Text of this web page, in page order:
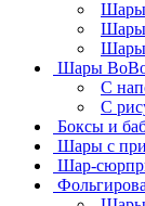
Шары
Шары
Шары
С
С
Боксы и
Шары с
Шар-